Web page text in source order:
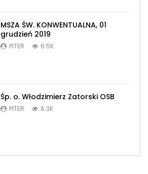
MSZA ŚW. KONWENTUALNA, 01
grudzień 2019
PITER 6.5K
Śp. o. Włodzimierz Zatorski OSB
PITER 6.3K